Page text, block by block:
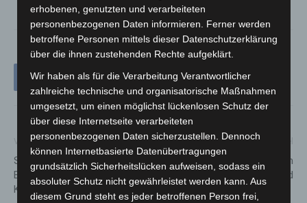
Vorheriger Artikel
Stadtbahnunfall in Hannover-
Bemerode: Drei Verletzte nach
Kollision mit PKW
Nächster Artikel
Offener-Wünsche-Freitag im
Haus der Jugend
erhobenen, genutzten und verarbeiteten
personenbezogenen Daten informieren. Ferner werden
betroffene Personen mittels dieser Datenschutzerklärung
über die ihnen zustehenden Rechte aufgeklärt.
Wir haben als für die Verarbeitung Verantwortlicher
zahlreiche technische und organisatorische Maßnahmen
umgesetzt, um einen möglichst lückenlosen Schutz der
über diese Internetseite verarbeiteten
personenbezogenen Daten sicherzustellen. Dennoch
können Internetbasierte Datenübertragungen
grundsätzlich Sicherheitslücken aufweisen, sodass ein
absoluter Schutz nicht gewährleistet werden kann. Aus
diesem Grund steht es jeder betroffenen Person frei,